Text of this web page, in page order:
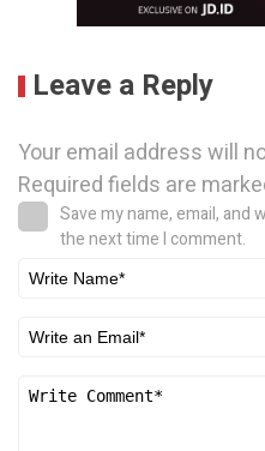
Leave a Reply
Your email address will
Required fields are
Save my name, email,
the next time I comment.